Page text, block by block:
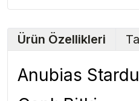
Ürün Özellikleri
Anubias